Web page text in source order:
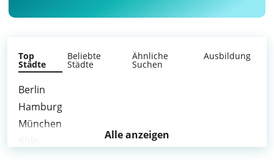
Top
Städte
Beliebte
Städte
Ähnliche
Suchen
Ausbildung
Berlin
Hamburg
München
Alle anzeigen